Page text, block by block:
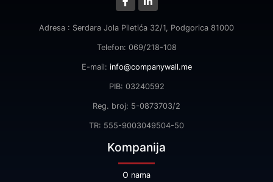
Adresa : Serdara Jola Piletića 32/1, Podgorica 81000
Telefon: 069/218-108
E-mail: info@companywall.me
PIB: 03240592
Reg. broj: 5-0873703/2
TR: 555-9003049504-50
Kompanija
O nama